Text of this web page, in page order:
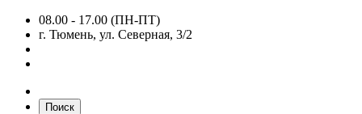
08.00 - 17.00 (ПН-ПТ)
г. Тюмень, ул. Северная, 3/2
Поиск